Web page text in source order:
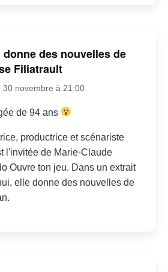
des nouvelles de
Filiatrault
30 novembre à 21:00
de 94 ans
productrice et scénariste
l'invitée de Marie-Claude
Ouvre ton jeu. Dans un extrait
elle donne des nouvelles de